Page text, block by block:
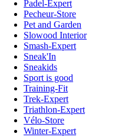
Padel-Expert
Pecheur-Store
Pet and Garden
Slowood Interior
Smash-Expert
Sneak'In
Sneakids
Sport is good
Training-Fit
Trek-Expert
Triathlon-Expert
Vélo-Store
Winter-Expert